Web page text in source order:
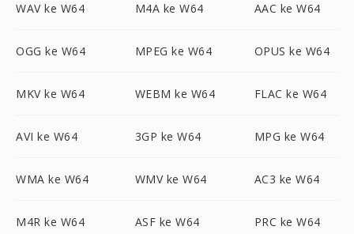
WAV ke W64 M4A ke W64 AAC ke W64
OGG ke W64 MPEG ke W64 OPUS ke W64
MKV ke W64 WEBM ke W64 FLAC ke W64
AVI ke W64 3GP ke W64 MPG ke W64
WMA ke W64 WMV ke W64 AC3 ke W64
M4R ke W64 ASF ke W64 PRC ke W64